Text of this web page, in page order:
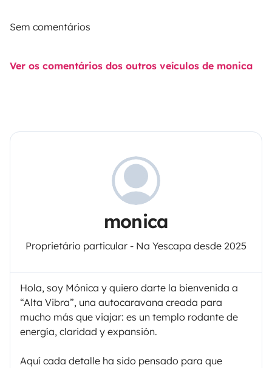
Sem comentários
Ver os comentários dos outros veículos de monica
monica
Proprietário particular - Na Yescapa desde 2025
Hola, soy Mónica y quiero darte la bienvenida a
“Alta Vibra”, una autocaravana creada para
mucho más que viajar: es un templo rodante de
energía, claridad y expansión.
Aquí cada detalle ha sido pensado para que